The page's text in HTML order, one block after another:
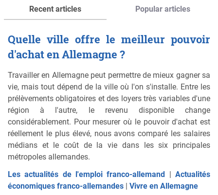
Recent articles Popular articles
Quelle ville offre le meilleur pouvoir
d'achat en Allemagne ?
Travailler en Allemagne peut permettre de mieux gagner sa
vie, mais tout dépend de la ville où l'on s'installe. Entre les
prélèvements obligatoires et des loyers très variables d'une
région à l'autre, le revenu disponible change
considérablement. Pour mesurer où le pouvoir d'achat est
réellement le plus élevé, nous avons comparé les salaires
médians et le coût de la vie dans les six principales
métropoles allemandes.
Les actualités de l'emploi franco-allemand |Actualités
économiques franco-allemandes | Vivre en Allemagne